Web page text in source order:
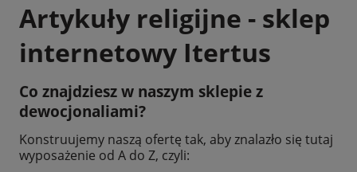
Artykuły religijne - sklep
internetowy Itertus
Co znajdziesz w naszym sklepie z
dewocjonaliami?
Konstruujemy naszą ofertę tak, aby znalazło się tutaj
wyposażenie od A do Z, czyli: